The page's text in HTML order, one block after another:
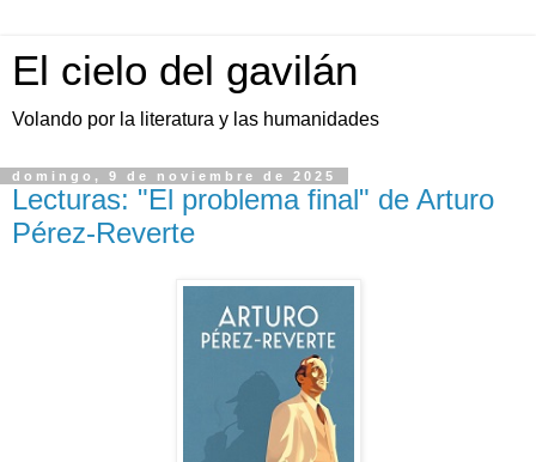
El cielo del gavilán
Volando por la literatura y las humanidades
domingo, 9 de noviembre de 2025
Lecturas: "El problema final" de Arturo
Pérez-Reverte